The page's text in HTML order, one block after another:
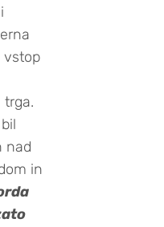
vstop
trga.
nad
in